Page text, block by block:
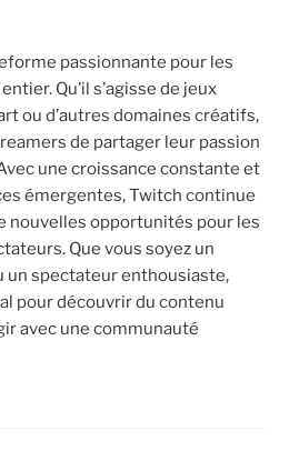
passionnante pour les
Qu’il s’agisse de jeux
ou d’autres domaines créatifs,
de partager leur passion
une croissance constante et
émergentes, Twitch continue
nouvelles opportunités pour les
Que vous soyez un
un spectateur enthousiaste,
pour découvrir du contenu
avec une communauté